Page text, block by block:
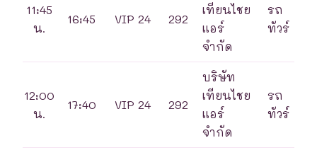
11:45
น.
16:45 VIP 24 292
เทียนไชย
แอร์
จำกัด
รถ
ทัวร์
12:00
น.
17:40 VIP 24 292
บริษัท
เทียนไชย
แอร์
จำกัด
รถ
ทัวร์